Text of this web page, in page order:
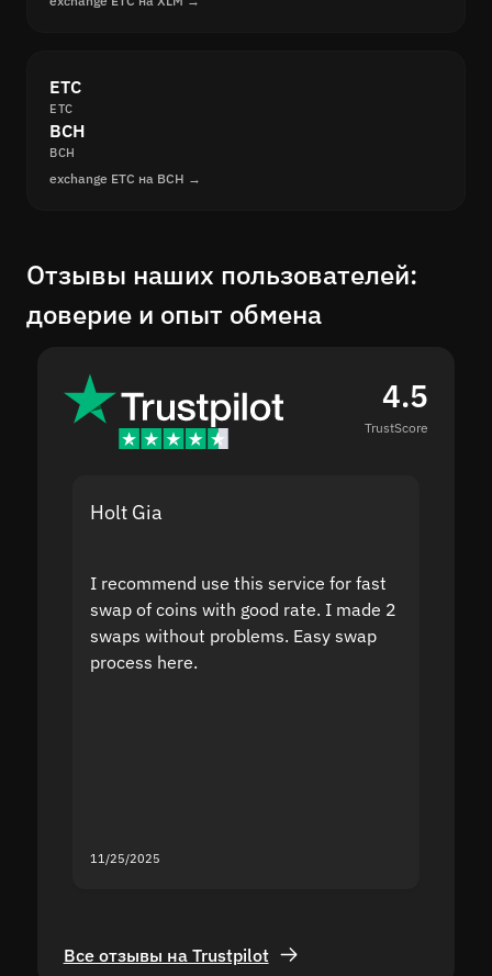
ETC
ETC
BCH
BCH
exchange ETC на BCH →
Отзывы наших пользователей:
доверие и опыт обмена
4.5
TrustScore
Holt Gia
I recommend use this service for fast
swap of coins with good rate. I made 2
swaps without problems. Easy swap
process here.
11/25/2025
Все отзывы на Trustpilot